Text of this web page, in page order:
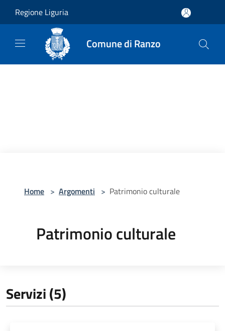
Regione Liguria
Comune di Ranzo
Home > Argomenti > Patrimonio culturale
Patrimonio culturale
Servizi (5)